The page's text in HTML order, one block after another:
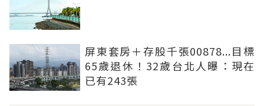
屏東套房＋存股千張00878...目標
65歲退休！32歲台北人曝：現在
已有243張